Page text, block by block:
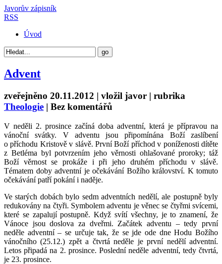
Javorův zápisník
RSS
Úvod
Advent
zveřejněno 20.11.2012 | vložil javor | rubrika
Theologie | Bez komentářů
V neděli 2. prosince začíná doba adventní, která je přípravou na
vánoční svátky. V adventu jsou připomínána Boží zaslíbení
o příchodu Kristově v slávě. První Boží příchod v poníženosti dítěte
z Betléma byl potvrzením jeho věrnosti ohlašované proroky; táž
Boží věrnost se prokáže i při jeho druhém příchodu v slávě.
Tématem doby adventní je očekávání Božího království. K tomuto
očekávání patří pokání i naděje.
Ve starých dobách bylo sedm adventních nedělí, ale postupně byly
redukovány na čtyři. Symbolem adventu je věnec se čtyřmi svícemi,
které se zapalují postupně. Když svítí všechny, je to znamení, že
Vánoce jsou doslova za dveřmi. Začátek adventu – tedy první
neděle adventní – se určuje tak, že se jde ode dne Hodu Božího
vánočního (25.12.) zpět a čtvrtá neděle je první nedělí adventní.
Letos připadá na 2. prosince. Poslední neděle adventní, tedy čtvrtá,
je 23. prosince.